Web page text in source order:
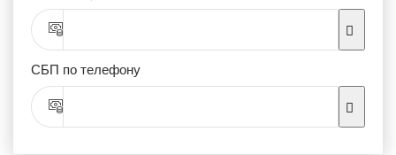
СБП по телефону